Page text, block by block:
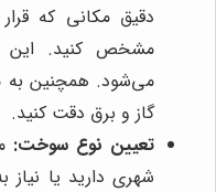
دقیق مکانی که
مشخص کنید. این
می‌شود. همچنین به
گاز و برق دقت کنید.
تعیین نوع سوخت: